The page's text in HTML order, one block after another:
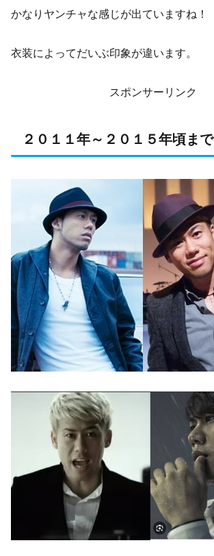
かなりヤンチャな感じが出ていますね！
衣装によってだいぶ印象が違います。
スポンサーリンク
２０１１年～２０１５年頃まで